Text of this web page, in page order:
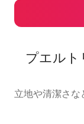
プエルト
立地や清潔さ